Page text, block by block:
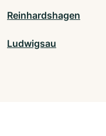
Reinhardshagen
Ludwigsau